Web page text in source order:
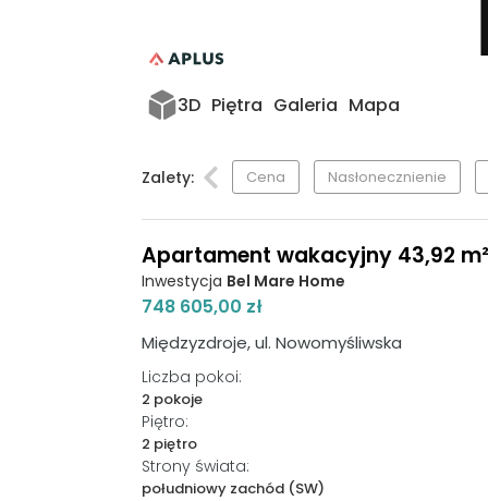
3D Piętra Galeria Mapa
Zalety: Cena Nasłonecznienie
Apartament wakacyjny 43,92
Inwestycja Bel Mare Home
748 605,00 zł
Międzyzdroje, ul. Nowomyśliwska
Liczba pokoi:
2 pokoje
Piętro:
2 piętro
Strony świata:
południowy zachód (SW)